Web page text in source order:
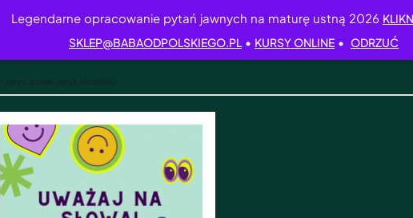
Legendarne opracowanie pytań jawnych na maturę ustną 2026
SKLEP@BABAODPOLSKIEGO.PL • KURSY ONLINE • ODRZUĆ